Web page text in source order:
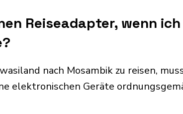
Reiseadapter, wenn
nach Mosambik zu reisen,
elektronischen Geräte